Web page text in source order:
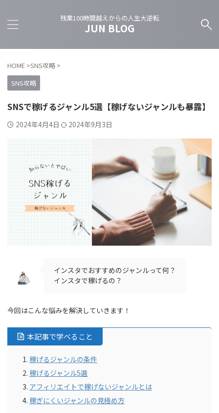
残業100時間越えからの人生大逆転
JUN BLOG
HOME >SNS攻略 >
SNS攻略
SNSで稼げるジャンル5選【稼げないジャンルも暴露】
2024年4月4日 2024年9月3日
インスタでおすすめのジャンルって何？
インスタで稼げるの？
今回はこんな悩みを解決していきます！
本記事で学べること
稼げるジャンルの条件
稼げるジャンル5選
アフィリエイトで稼げないジャンルとは
稼ぎにくいジャンルの見極め方